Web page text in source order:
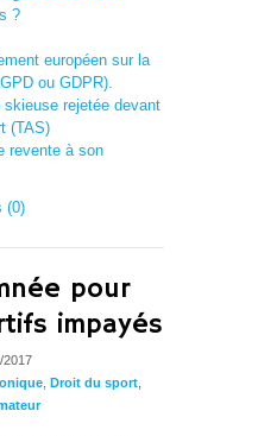
?
européen sur la
ou GDPR).
rejetée devant
(TAS)
revente à son
(0)
pour
impayés
2017
Droit du sport